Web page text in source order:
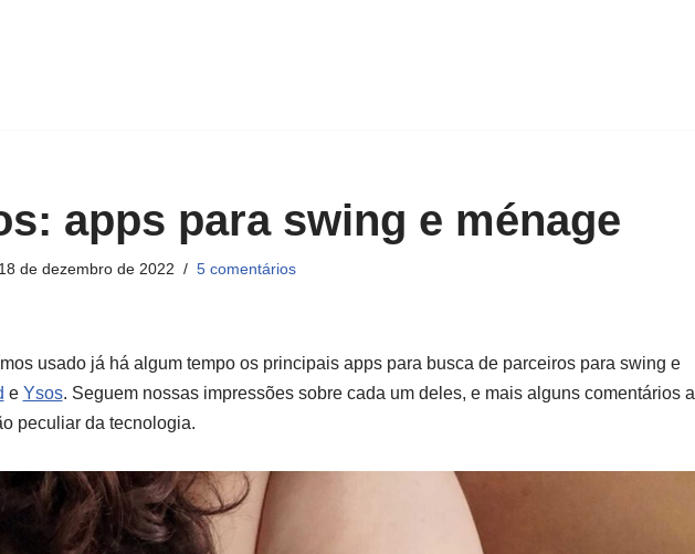
apps para swing e ménage
18 de dezembro de 2022 5 comentários
usado já há algum tempo os principais apps para busca de parceiros para swing e
e Ysos. Seguem nossas impressões sobre cada um deles, e mais alguns comentários a
peculiar da tecnologia.